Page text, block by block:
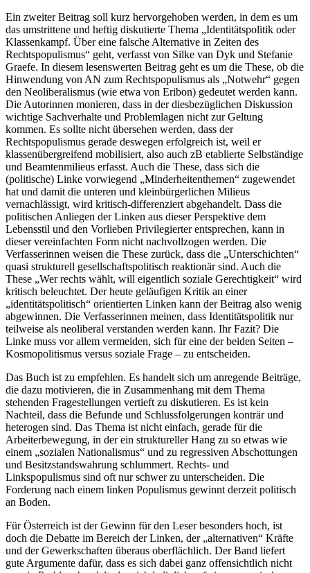
Ein zweiter Beitrag soll kurz hervorgehoben werden, in dem es um
das umstrittene und heftig diskutierte Thema „Identitätspolitik oder
Klassenkampf. Über eine falsche Alternative in Zeiten des
Rechtspopulismus“ geht, verfasst von Silke van Dyk und Stefanie
Graefe. In diesem lesenswerten Beitrag geht es um die These, ob die
Hinwendung von AN zum Rechtspopulismus als „Notwehr“ gegen
den Neoliberalismus (wie etwa von Eribon) gedeutet werden kann.
Die Autorinnen monieren, dass in der diesbezüglichen Diskussion
wichtige Sachverhalte und Problemlagen nicht zur Geltung
kommen. Es sollte nicht übersehen werden, dass der
Rechtspopulismus gerade deswegen erfolgreich ist, weil er
klassenübergreifend mobilisiert, also auch zB etablierte Selbständige
und Beamtenmilieus erfasst. Auch die These, dass sich die
(politische) Linke vorwiegend „Minderheitenthemen“ zugewendet
hat und damit die unteren und kleinbürgerlichen Milieus
vernachlässigt, wird kritisch-differenziert abgehandelt. Dass die
politischen Anliegen der Linken aus dieser Perspektive dem
Lebensstil und den Vorlieben Privilegierter entsprechen, kann in
dieser vereinfachten Form nicht nachvollzogen werden. Die
Verfasserinnen weisen die These zurück, dass die „Unterschichten“
quasi strukturell gesellschaftspolitisch reaktionär sind. Auch die
These „Wer rechts wählt, will eigentlich soziale Gerechtigkeit“ wird
kritisch beleuchtet. Der heute geläufigen Kritik an einer
„identitätspolitisch“ orientierten Linken kann der Beitrag also wenig
abgewinnen. Die Verfasserinnen meinen, dass Identitätspolitik nur
teilweise als neoliberal verstanden werden kann. Ihr Fazit? Die
Linke muss vor allem vermeiden, sich für eine der beiden Seiten –
Kosmopolitismus versus soziale Frage – zu entscheiden.
Das Buch ist zu empfehlen. Es handelt sich um anregende Beiträge,
die dazu motivieren, die in Zusammenhang mit dem Thema
stehenden Fragestellungen vertieft zu diskutieren. Es ist kein
Nachteil, dass die Befunde und Schlussfolgerungen konträr und
heterogen sind. Das Thema ist nicht einfach, gerade für die
Arbeiterbewegung, in der ein struktureller Hang zu so etwas wie
einem „sozialen Nationalismus“ und zu regressiven Abschottungen
und Besitzstandswahrung schlummert. Rechts- und
Linkspopulismus sind oft nur schwer zu unterscheiden. Die
Forderung nach einem linken Populismus gewinnt derzeit politisch
an Boden.
Für Österreich ist der Gewinn für den Leser besonders hoch, ist
doch die Debatte im Bereich der Linken, der „alternativen“ Kräfte
und der Gewerkschaften überaus oberflächlich. Der Band liefert
gute Argumente dafür, dass es sich dabei ganz offensichtlich nicht